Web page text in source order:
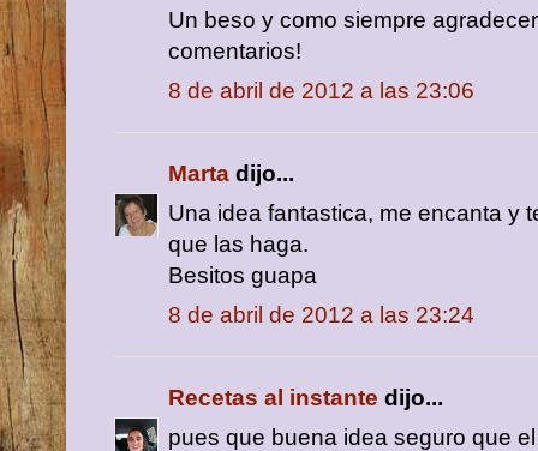
Un beso y como siempre
comentarios!
8 de abril de 2012 a las 23:06
Marta dijo...
Una idea fantastica, me encanta y
que las haga.
Besitos guapa
8 de abril de 2012 a las 23:24
Recetas al instante dijo...
pues que buena idea seguro que